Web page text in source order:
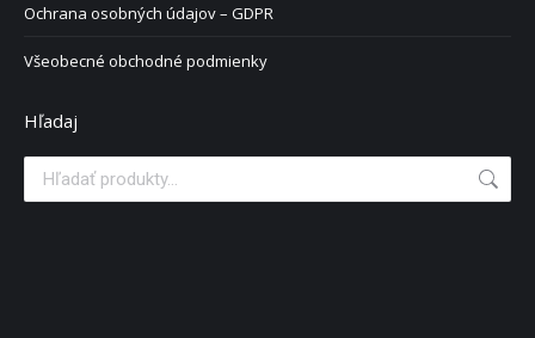
Ochrana osobných údajov – GDPR
Všeobecné obchodné podmienky
Hľadaj